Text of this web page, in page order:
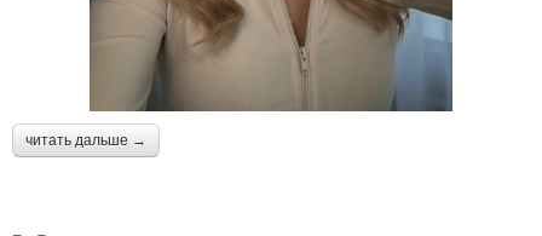
читать дальше →